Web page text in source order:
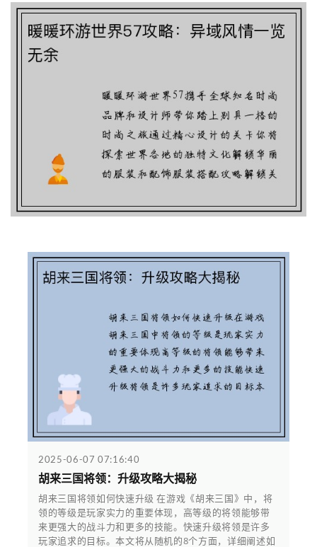
2025-06-07 07:16:40
胡来三国将领：升级攻略大揭秘
胡来三国将领如何快速升级 在游戏《胡来三国》中，将
领的等级是玩家实力的重要体现，高等级的将领能够带
来更强大的战斗力和更多的技能。快速升级将领是许多
玩家追求的目标。本文将从随机的8个方面，详细阐述如